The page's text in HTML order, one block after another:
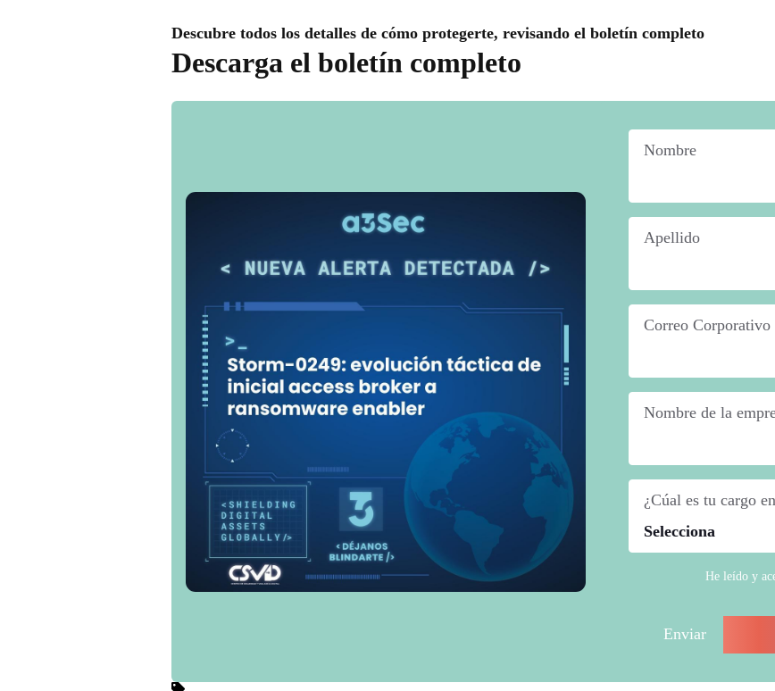
Descubre todos los detalles de cómo protegerte, revisando el boletín completo
Descarga el boletín completo
Nombre
Apellido
Correo Corporativo
Nombre de la
¿Cúal es tu cargo
He leído y